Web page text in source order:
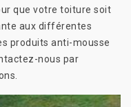
que votre toiture soit
aux différentes
produits anti-mousse
nous par